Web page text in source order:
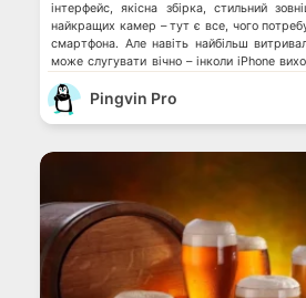
інтерфейс, якісна збірка, стильний
найкращих камер – тут є все, чого
смартфона. Але навіть найбільш
може слугувати вічно – інколи iPhone
[…]
Pingvin Pro